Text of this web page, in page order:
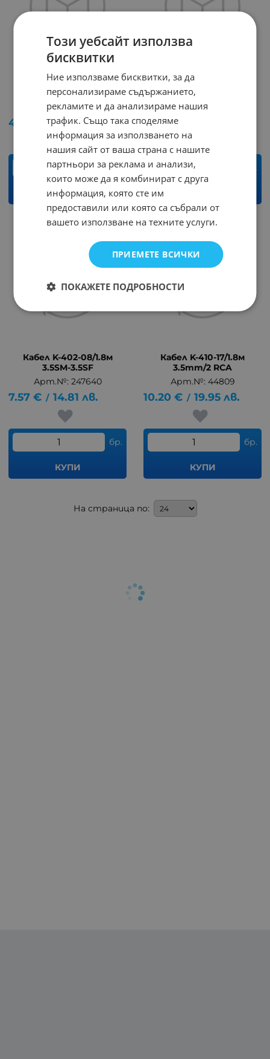
Кабел K-404-18G/1.8м
3.5SM-3.5SM
Арт.№: 247646
4.95 / 9.68 лв.
бр.
КУПИ
Кабел K-410-17/3м
3.5mm/2 RCA
Арт.№: 247642
11.50 €
бр.
Кабел K-402-08/1.8м
3.5SM-3.5SF
Арт.№: 247640
7.57 € / 14.81 лв.
бр.
КУПИ
Кабел K-410-17/1.8м
3.5mm/2 RCA
Арт.№: 44809
10.20 € / 19.95 лв.
бр.
КУПИ
На страница по:
Този уебсайт използва
бисквитки
Ние използваме бисквитки, за да
персонализираме съдържанието,
рекламите и да анализираме нашия
трафик. Също така споделяме
информация за използването на
нашия сайт от ваша страна с нашите
партньори за реклама и анализи,
които може да я комбинират с друга
информация, която сте им
предоставили или която са събрали от
вашето използване на техните услуги.
ПРИЕМЕТЕ ВСИЧКИ
ПОКАЖЕТЕ ПОДРОБНОСТИ